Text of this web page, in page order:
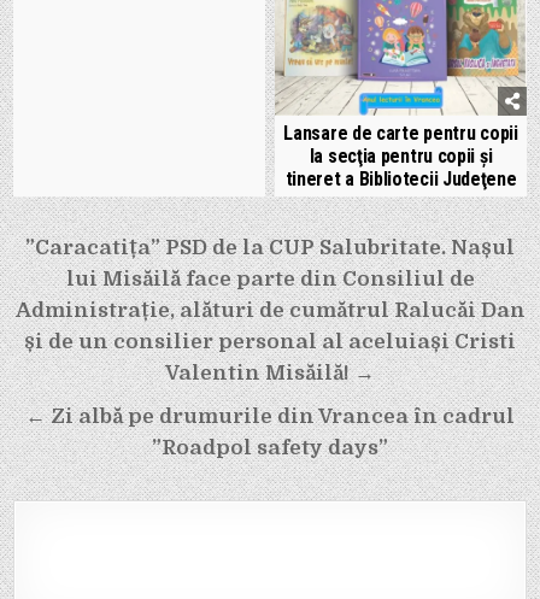
Lansare de carte pentru copii
la secţia pentru copii şi
tineret a Bibliotecii Judeţene
Navigare
în
articole
”Caracatița” PSD de la CUP Salubritate. Nașul
lui Misăilă face parte din Consiliul de
Administrație, alături de cumătrul Ralucăi Dan
și de un consilier personal al aceluiași Cristi
Valentin Misăilă! →
← Zi albă pe drumurile din Vrancea în cadrul
”Roadpol safety days”